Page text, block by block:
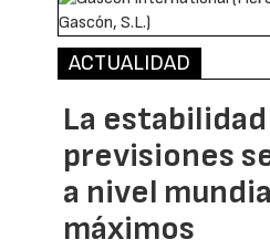
ACTUALIDAD
La
previsiones
a nivel
máximos